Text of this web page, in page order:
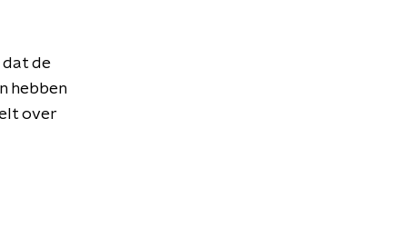
dat de
hebben
over